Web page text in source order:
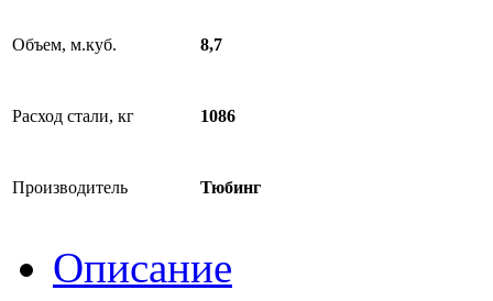
Объем, м.куб. 8,7
Расход стали, кг 1086
Производитель Тюбинг
Описание